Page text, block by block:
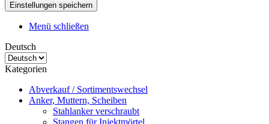
Menü schließen
Deutsch
Kategorien
Abverkauf / Sortimentswechsel
Anker, Muttern, Scheiben
Stahlanker verschraubt
Stangen für Injektmörtel